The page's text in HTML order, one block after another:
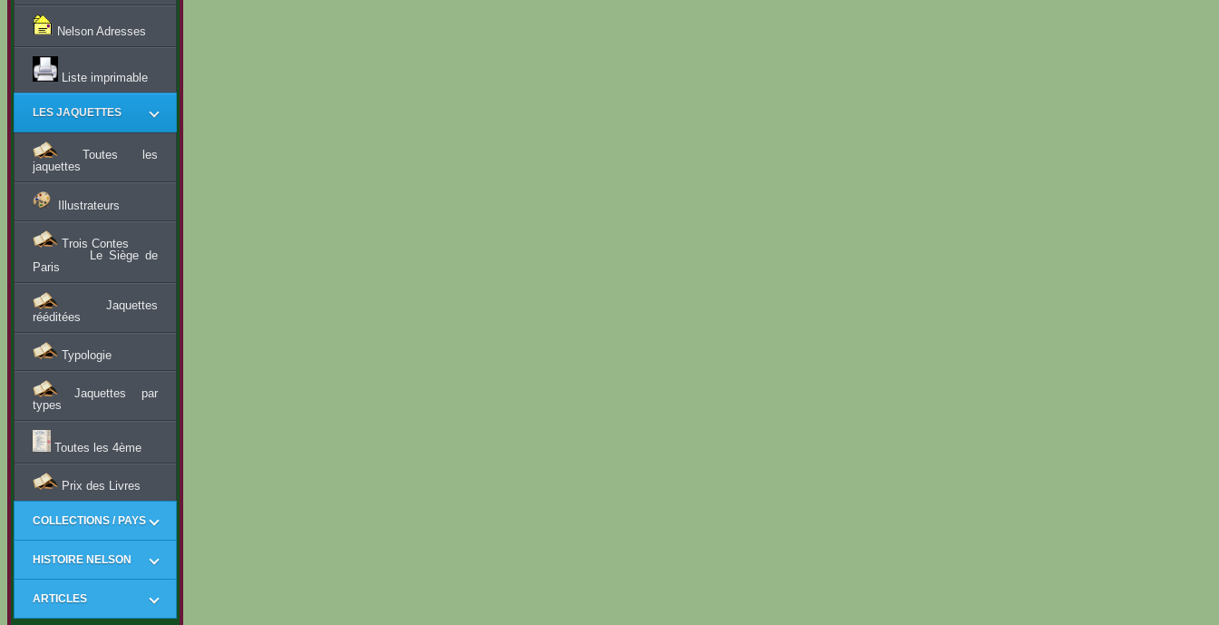
Nelson Adresses
Liste imprimable
LES JAQUETTES
Toutes les
jaquettes
Illustrateurs
Trois Contes
Le Siège de
Paris
Jaquettes
rééditées
Typologie
Jaquettes par
types
Toutes les 4ème
Prix des Livres
COLLECTIONS / PAYS
HISTOIRE NELSON
ARTICLES